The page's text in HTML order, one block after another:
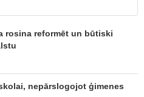
rosina reformēt un būtiski
nepārslogojot ģimenes